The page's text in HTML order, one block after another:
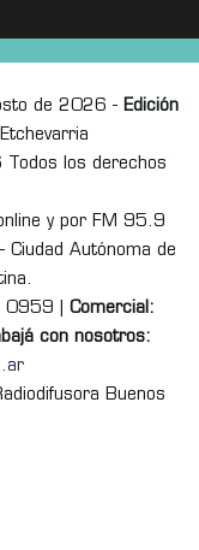
de 2026 - Edición
los derechos
y por FM 95.9
Autónoma de
| Comercial:
con nosotros:
Buenos